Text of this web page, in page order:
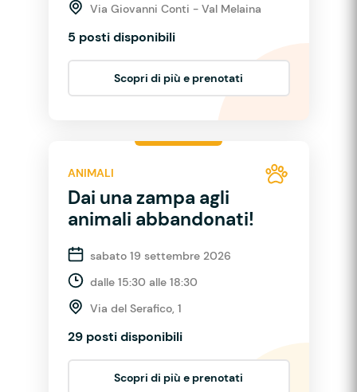
Via Giovanni Conti - Val Melaina
5 posti disponibili
Scopri di più e prenotati
ANIMALI
Dai una zampa agli
animali abbandonati!
sabato 19 settembre 2026
dalle 15:30 alle 18:30
Via del Serafico, 1
29 posti disponibili
Scopri di più e prenotati